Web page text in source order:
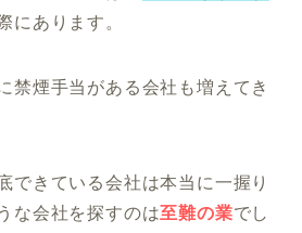
にあります。
禁煙手当がある会社も増えてき
できている会社は本当に一握り
な会社を探すのは至難の業でし